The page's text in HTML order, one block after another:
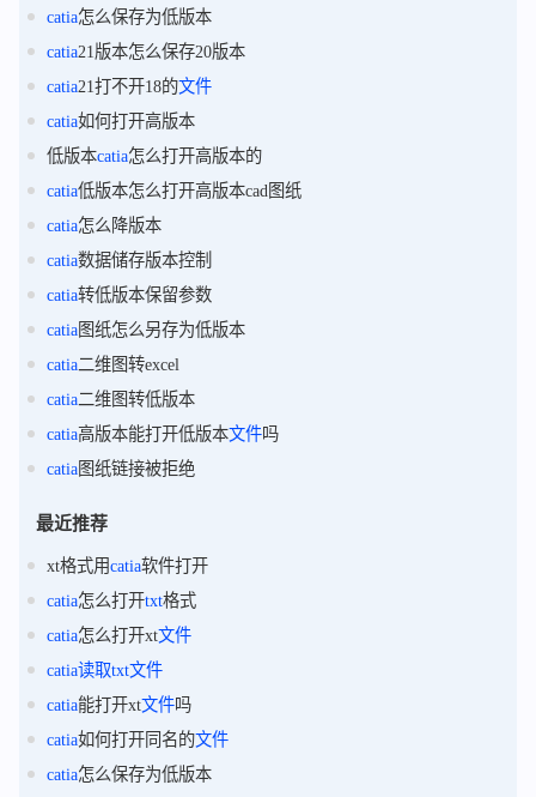
catia怎么保存为低版本
catia21版本怎么保存20版本
catia21打不开18的文件
catia如何打开高版本
低版本catia怎么打开高版本的
catia低版本怎么打开高版本cad图纸
catia怎么降版本
catia数据储存版本控制
catia转低版本保留参数
catia图纸怎么另存为低版本
catia二维图转excel
catia二维图转低版本
catia高版本能打开低版本文件吗
catia图纸链接被拒绝
最近推荐
xt格式用catia软件打开
catia怎么打开txt格式
catia怎么打开xt文件
catia读取txt文件
catia能打开xt文件吗
catia如何打开同名的文件
catia怎么保存为低版本